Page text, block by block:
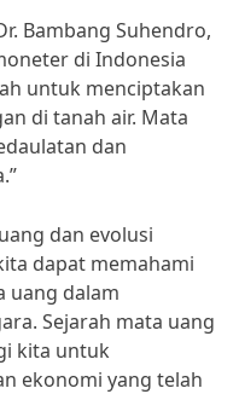
Bambang Suhendro,
di Indonesia
untuk menciptakan
di tanah air. Mata
dan
dan evolusi
dapat memahami
uang dalam
Sejarah mata uang
kita untuk
ekonomi yang telah